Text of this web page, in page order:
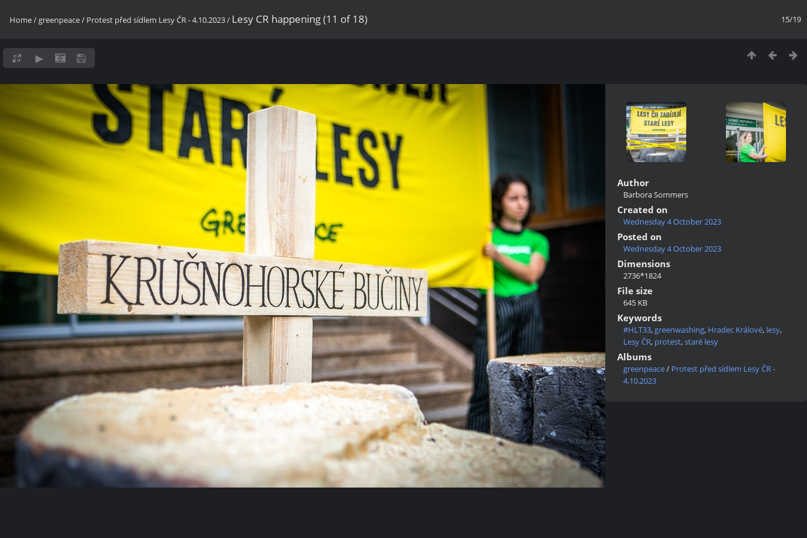
15/19
Home/ greenpeace/ Protest před sídlem Lesy ČR - 4.10.2023/ Lesy CR happening (11 of 18)
Author
Barbora Sommers
Created on
Wednesday 4 October 2023
Posted on
Wednesday 4 October 2023
Dimensions
2736*1824
File size
645 KB
Keywords
#HLT33,greenwashing, Hradec Králové, lesy,
Lesy ČR, protest,staré lesy
Albums
greenpeace/ Protest před sídlem Lesy ČR -
4.10.2023